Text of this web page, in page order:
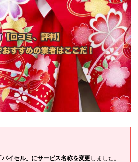
バイセル」にサービス名称を変更しました。